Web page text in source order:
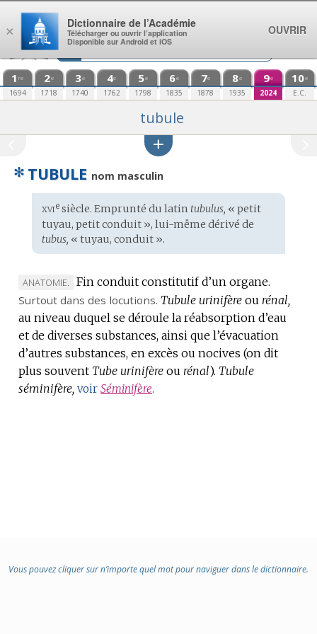
Aller au contenu
1 re
1694
2e
1718
3e
1740
4e
1762
5e
1798
6e
1835
7e
1878
8e
1935
9e
2024
10e
E.C.
tubule
✻ TUBULE nom masculin
Étymologie
:
xviesiècle. Emprunté du latin tubulus, « petit
tuyau, petit conduit », lui-même dérivé de
tubus, « tuyau, conduit ».
MARQUE
DE
DOMAINE
:
ANATOMIE.
Fin conduit constitutif d’un organe.
Surtout dans des locutions. Tubule urinifère ou rénal,
au niveau duquel se déroule la réabsorption d’eau
et de diverses substances, ainsi que l’évacuation
d’autres substances, en excès ou nocives (on dit
plus souvent Tube urinifère ou rénal). Tubule
séminifère, voir Séminifère.
Vous pouvez cliquer sur n’importe quel mot pour naviguer dans le dictionnaire.
×
Dictionnaire de l’Académie
Télécharger ou ouvrir l’application
Disponible sur Android et iOS
OUVRIR